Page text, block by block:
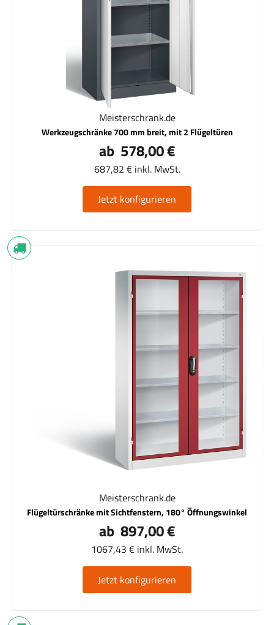
Meisterschrank.de
Werkzeugschränke 700 mm breit, mit 2 Flügeltüren
ab 578,00 €
687,82 € inkl. MwSt.
Jetzt konfigurieren
Meisterschrank.de
Flügeltürschränke mit Sichtfenstern, 180° Öffnungswinkel
ab 897,00 €
1067,43 € inkl. MwSt.
Jetzt konfigurieren